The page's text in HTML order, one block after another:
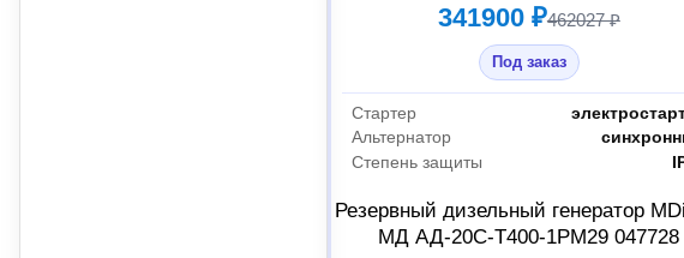
341900 ₽462027 ₽
Под заказ
Стартер
Альтернатор
Степень защиты
Резервный дизельный генератор
МД АД-20С-Т400-1РМ29 047728